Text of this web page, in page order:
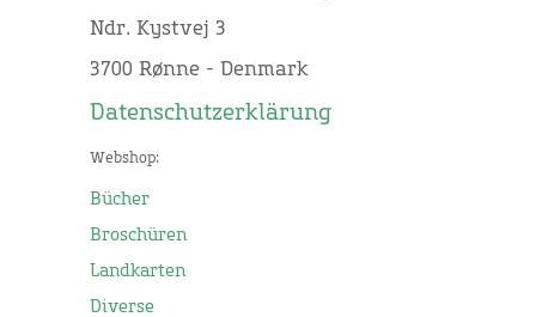
Ndr. Kystvej 3
3700 Rønne - Denmark
Datenschutzerklärung
Webshop:
Bücher
Broschüren
Landkarten
Diverse